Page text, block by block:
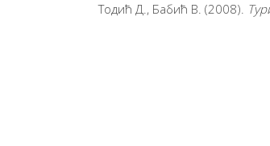
Тодић Д., Бабић В. (2008).